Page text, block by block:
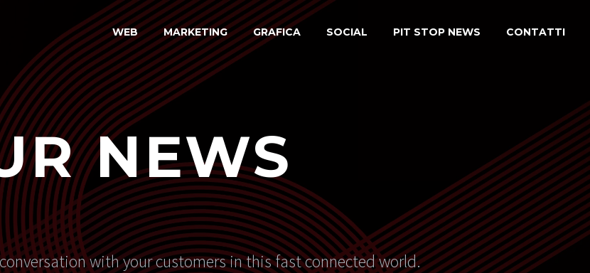
WEB MARKETING GRAFICA SOCIAL PIT STOP NEWS CONTATTI
NEWS
with your customers in this fast connected world.